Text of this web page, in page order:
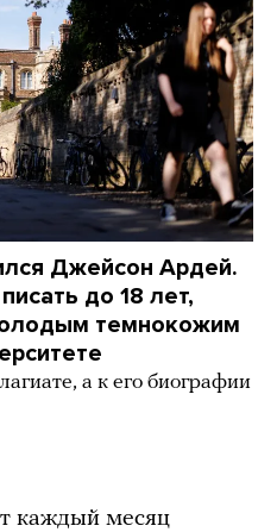
Джейсон Ардей.
до 18 лет,
темнокожим
а к его биографии
каждый месяц